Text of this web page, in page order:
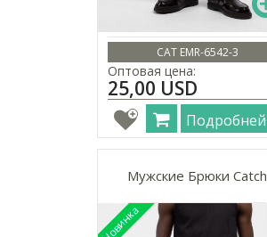
CAT EMR-6542-3
Оптовая цена:
25,00 USD
Подробней
Мужские Брюки Catch